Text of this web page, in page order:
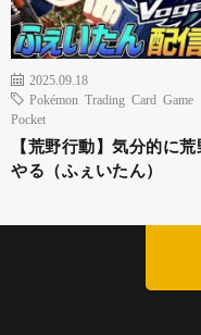
2025.09.18
Pokémon Trading Card Game
Pocket
【荒野行動】気分的に荒
やる（ふぇいたん）